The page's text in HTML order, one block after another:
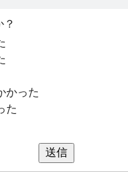
かった
た
送信